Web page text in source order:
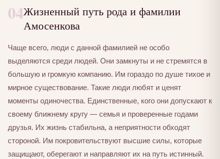
04Жизненный путь рода и фамилии
Амосенкова
Чаще всего, люди с данной фамилией не особо
выделяются среди людей. Они замкнуты и не стремятся в
большую и громкую компанию. Им гораздо по душе тихое и
мирное существование. Такие люди любят и ценят
моменты одиночества. Единственные, кого они допускают к
своему ближнему кругу — семья и проверенные годами
друзья. Их жизнь стабильна, а неприятности обходят
стороной. Им покровительствуют высшие силы, которые
защищают, оберегают и направляют их на путь истинный.